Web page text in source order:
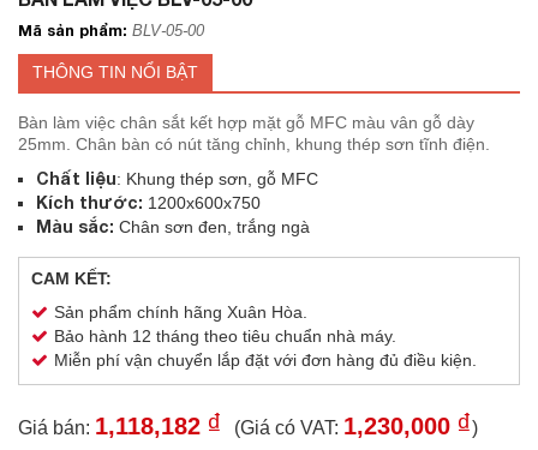
Mã sản phẩm: BLV-05-00
THÔNG TIN NỔI BẬT
Bàn làm việc chân sắt kết hợp mặt gỗ MFC màu vân gỗ dày
25mm. Chân bàn có nút tăng chỉnh, khung thép sơn tĩnh điện.
Chất liệu: Khung thép sơn, gỗ MFC
Kích thước: 1200x600x750
Màu sắc: Chân sơn đen, trắng ngà
CAM KẾT:
Sản phẩm chính hãng Xuân Hòa.
Bảo hành 12 tháng theo tiêu chuẩn nhà máy.
Miễn phí vận chuyển lắp đặt với đơn hàng đủ điều kiện.
Giá bán: 1,118,182 ₫ (Giá có VAT: 1,230,000 ₫)